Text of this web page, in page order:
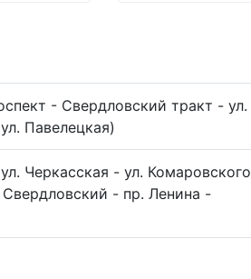
- Свердловский тракт - ул.
Павелецкая)
Черкасская - ул. Комаровского
- пр. Ленина -